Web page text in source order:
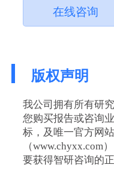
在线咨询
版权声明
我公司拥有所有研
您购买报告或咨询
标，及唯一官方网
（www.chyxx.com
要获得智研咨询的正